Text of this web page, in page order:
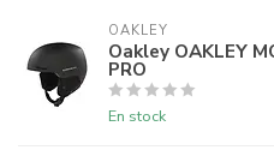
OAKLEY
Oakley OAKLEY
PRO
En stock